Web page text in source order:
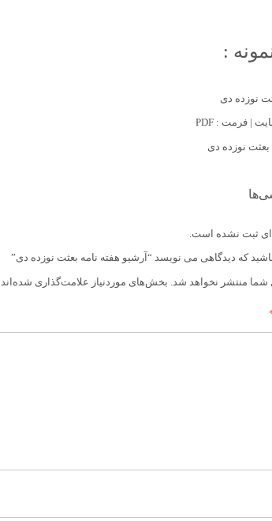
:
نوزده دی
ثبت نشده است.
که دیدگاهی می نویسد “آرشیو هفته نامه بعثت نوزده دی”
شما منتشر نخواهد شد. بخش‌های موردنیاز علامت‌گذاری شده‌اند